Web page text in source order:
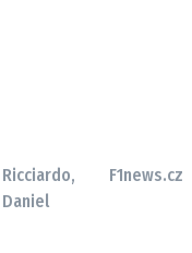
Ricciardo,
Daniel
F1news.cz